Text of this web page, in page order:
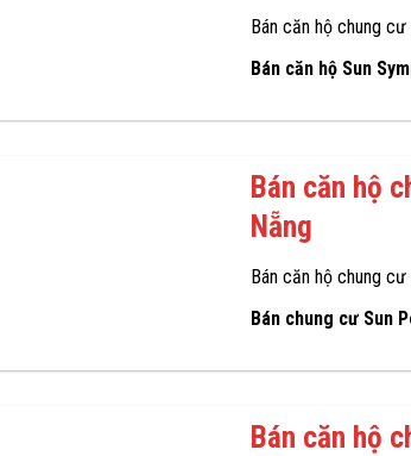
Bán căn hộ chung
Bán căn hộ Sun
Bán căn hộ
Nẵng
Bán căn hộ chung
Bán chung cư Sun
Bán căn hộ